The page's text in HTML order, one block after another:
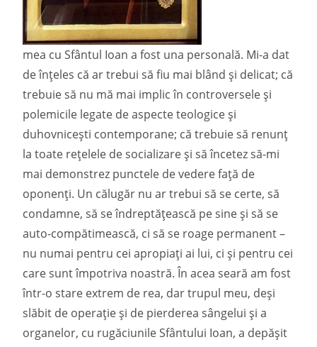
mea cu Sfântul Ioan a fost una personală. Mi-a dat
de înțeles că ar trebui să fiu mai blând și delicat; că
trebuie să nu mă mai implic în controversele și
polemicile legate de aspecte teologice și
duhovnicești contemporane; că trebuie să renunț
la toate rețelele de socializare și să încetez să-mi
mai demonstrez punctele de vedere față de
oponenți. Un călugăr nu ar trebui să se certe, să
condamne, să se îndreptățească pe sine și să se
auto-compătimească, ci să se roage permanent –
nu numai pentru cei apropiați ai lui, ci și pentru cei
care sunt împotriva noastră. În acea seară am fost
într-o stare extrem de rea, dar trupul meu, deși
slăbit de operație și de pierderea sângelui și a
organelor, cu rugăciunile Sfântului Ioan, a depășit